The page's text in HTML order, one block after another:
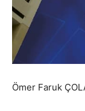
Ömer Faruk